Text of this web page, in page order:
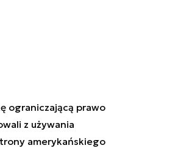
ograniczającą prawo
z używania
amerykańskiego